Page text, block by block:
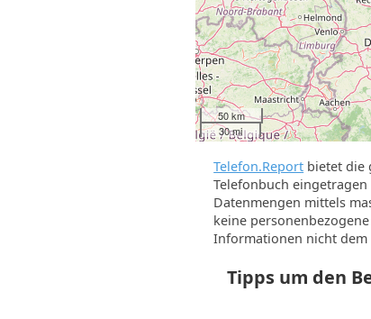
10 km
10 mi
Telefon.Report bietet die
Telefonbuch
Datenmengen mittels
keine
Informationen nicht dem
Tipps um den